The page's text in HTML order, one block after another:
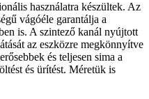
használatra készültek. Az
vágóéle garantálja a
is. A szintező kanál nyújtott
az eszközre megkönnyítve
és teljesen sima a
és ürítést. Méretük is